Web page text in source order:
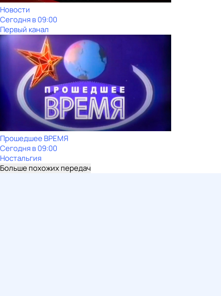
Новости
Сегодня в 09:00
Первый канал
Прошедшее ВРЕМЯ
Сегодня в 09:00
Ностальгия
Больше похожих передач